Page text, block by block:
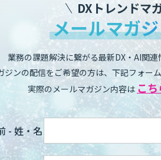
DXトレンドマ
メールマガ
業務の課題解決に繋がる最新DX・AI関連
ジンの配信をご希望の方は、下記フォー
実際のメールマガジン内容は こち
- 姓・名